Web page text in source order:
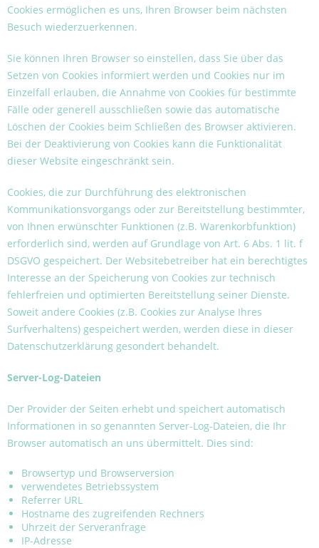
Cookies ermöglichen es uns, Ihren Browser beim nächsten
Besuch wiederzuerkennen.
Sie können Ihren Browser so einstellen, dass Sie über das
Setzen von Cookies informiert werden und Cookies nur im
Einzelfall erlauben, die Annahme von Cookies für bestimmte
Fälle oder generell ausschließen sowie das automatische
Löschen der Cookies beim Schließen des Browser aktivieren.
Bei der Deaktivierung von Cookies kann die Funktionalität
dieser Website eingeschränkt sein.
Cookies, die zur Durchführung des elektronischen
Kommunikationsvorgangs oder zur Bereitstellung bestimmter,
von Ihnen erwünschter Funktionen (z.B. Warenkorbfunktion)
erforderlich sind, werden auf Grundlage von Art. 6 Abs. 1 lit. f
DSGVO gespeichert. Der Websitebetreiber hat ein berechtigtes
Interesse an der Speicherung von Cookies zur technisch
fehlerfreien und optimierten Bereitstellung seiner Dienste.
Soweit andere Cookies (z.B. Cookies zur Analyse Ihres
Surfverhaltens) gespeichert werden, werden diese in dieser
Datenschutzerklärung gesondert behandelt.
Server-Log-Dateien
Der Provider der Seiten erhebt und speichert automatisch
Informationen in so genannten Server-Log-Dateien, die Ihr
Browser automatisch an uns übermittelt. Dies sind:
Browsertyp und Browserversion
verwendetes Betriebssystem
Referrer URL
Hostname des zugreifenden Rechners
Uhrzeit der Serveranfrage
IP-Adresse